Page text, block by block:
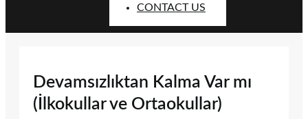
CONTACT US
Devamsızlıktan Kalma Var mı
(İlkokullar ve Ortaokullar)